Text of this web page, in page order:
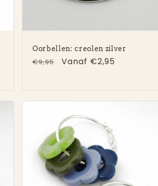
Oorbellen: creolen zilver
Normale
€9,95 Aanbiedingsprijs
Vanaf €2,95